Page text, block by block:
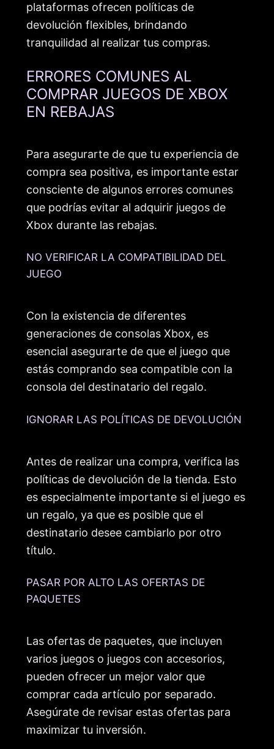
plataformas ofrecen políticas de
devolución flexibles, brindando
tranquilidad al realizar tus compras.
ERRORES COMUNES AL
COMPRAR JUEGOS DE XBOX
EN REBAJAS
Para asegurarte de que tu experiencia de
compra sea positiva, es importante estar
consciente de algunos errores comunes
que podrías evitar al adquirir juegos de
Xbox durante las rebajas.
NO VERIFICAR LA COMPATIBILIDAD DEL
JUEGO
Con la existencia de diferentes
generaciones de consolas Xbox, es
esencial asegurarte de que el juego que
estás comprando sea compatible con la
consola del destinatario del regalo.
IGNORAR LAS POLÍTICAS DE DEVOLUCIÓN
Antes de realizar una compra, verifica las
políticas de devolución de la tienda. Esto
es especialmente importante si el juego es
un regalo, ya que es posible que el
destinatario desee cambiarlo por otro
título.
PASAR POR ALTO LAS OFERTAS DE
PAQUETES
Las ofertas de paquetes, que incluyen
varios juegos o juegos con accesorios,
pueden ofrecer un mejor valor que
comprar cada artículo por separado.
Asegúrate de revisar estas ofertas para
maximizar tu inversión.